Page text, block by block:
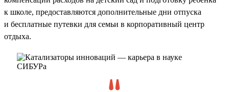
к школе, предоставляются дополнительные дни отпуска
и бесплатные путевки для семьи в корпоративный центр
отдыха.